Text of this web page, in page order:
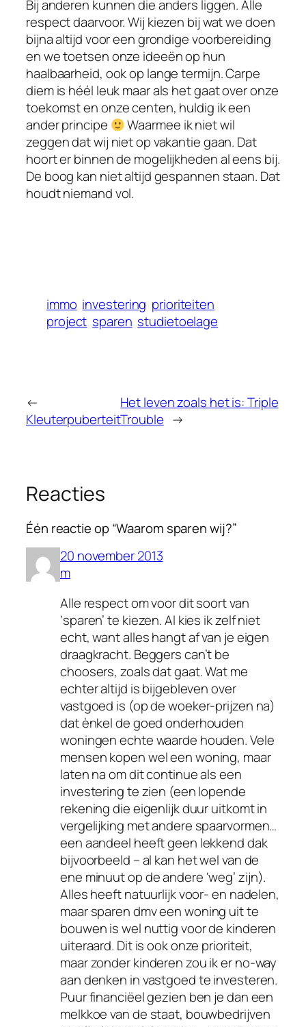
Bij anderen kunnen die anders liggen. Alle
respect daarvoor. Wij kiezen bij wat we doen
bijna altijd voor een grondige voorbereiding
en we toetsen onze ideeën op hun
haalbaarheid, ook op lange termijn. Carpe
diem is héél leuk maar als het gaat over onze
toekomst en onze centen, huldig ik een
ander principe
Waarmee ik niet wil
zeggen dat wij niet op vakantie gaan. Dat
hoort er binnen de mogelijkheden al eens bij.
De boog kan niet altijd gespannen staan. Dat
houdt niemand vol.
immo investering prioriteiten
project sparen studietoelage
←
Kleuterpuberteit
Het leven zoals het is: Triple
Trouble →
Reacties
Één reactie op “Waarom sparen wij?”
20 november 2013
m
Alle respect om voor dit soort van
‘sparen’ te kiezen. Al kies ik zelf niet
echt, want alles hangt af van je eigen
draagkracht. Beggers can’t be
choosers, zoals dat gaat. Wat me
echter altijd is bijgebleven over
vastgoed is (op de woeker-prijzen na)
dat ènkel de goed onderhouden
woningen echte waarde houden. Vele
mensen kopen wel een woning, maar
laten na om dit continue als een
investering te zien (een lopende
rekening die eigenlijk duur uitkomt in
vergelijking met andere spaarvormen…
een aandeel heeft geen lekkend dak
bijvoorbeeld – al kan het wel van de
ene minuut op de andere ‘weg’ zijn).
Alles heeft natuurlijk voor- en nadelen,
maar sparen dmv een woning uit te
bouwen is wel nuttig voor de kinderen
uiteraard. Dit is ook onze prioriteit,
maar zonder kinderen zou ik er no-way
aan denken in vastgoed te investeren.
Puur financiëel gezien ben je dan een
melkkoe van de staat, bouwbedrijven